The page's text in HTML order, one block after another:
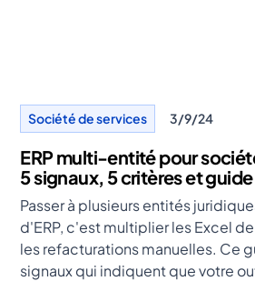
Société de services 3/9/24
ERP multi-entité pour
5 signaux, 5 critères et
Passer à plusieurs entités
d'ERP, c'est multiplier les Excel
les refacturations manuelles. Ce
signaux qui indiquent que votre